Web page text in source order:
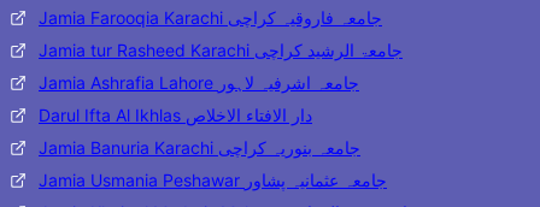
Jamia Farooqia Karachi جامعہ فاروقیہ کراچی
Jamia tur Rasheed Karachi جامعۃ الرشید کراچی
Jamia Ashrafia Lahore جامعہ اشرفیہ لاہور
Darul Ifta Al Ikhlas دار الافتاء الاخلاص
Jamia Banuria Karachi جامعہ بنوریہ کراچی
Jamia Usmania Peshawar جامعہ عثمانیہ پشاور